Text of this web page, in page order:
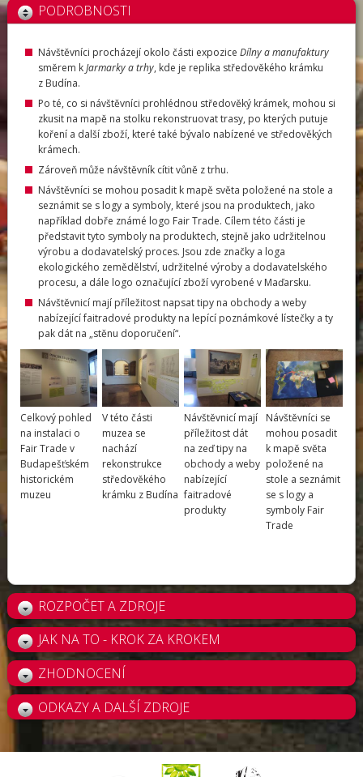
PODROBNOSTI
Návštěvníci procházejí okolo části expozice Dílny a manufaktury
směrem kJarmarky a trhy, kde je replika středověkého krámku
z Budína.
Po té, co si návštěvníci prohlédnou středověký krámek, mohou si
zkusit na mapě na stolku rekonstruovat trasy, po kterých putuje
koření a další zboží, které také bývalo nabízené ve středověkých
krámech.
Zároveň může návštěvník cítit vůně z trhu.
Návštěvníci se mohou posadit k mapě světa položené na stole a
seznámit se s logy a symboly, které jsou na produktech, jako
například dobře známé logo Fair Trade. Cílem této části je
představit tyto symboly na produktech, stejně jako udržitelnou
výrobu a dodavatelský proces. Jsou zde značky a loga
ekologického zemědělství, udržitelné výroby a dodavatelského
procesu, a dále logo označující zboží vyrobené v Maďarsku.
Návštěvnicí mají příležitost napsat tipy na obchody a weby
nabízející faitradové produkty na lepící poznámkové lístečky a ty
pak dát na „stěnu doporučení“.
Celkový pohled
na instalaci o
Fair Trade v
Budapešťském
historickém
muzeu
V této části
muzea se
nachází
rekonstrukce
středověkého
krámku z Budína
Návštěvnicí mají
příležitost dát
na zeď tipy na
obchody a weby
nabízející
faitradové
produkty
Návštěvníci se
mohou posadit
k mapě světa
položené na
stole a seznámit
se s logy a
symboly Fair
Trade
ROZPOČET A ZDROJE
JAK NA TO - KROK ZA KROKEM
ZHODNOCENÍ
ODKAZY A DALŠÍ ZDROJE